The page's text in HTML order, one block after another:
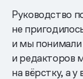
Руководство
не
и мы понимали
и редакторов
на вёрстку, а